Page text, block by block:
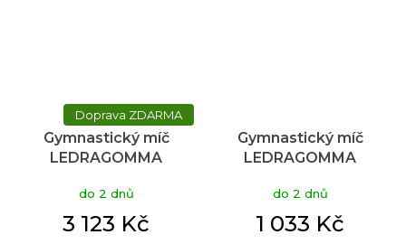
ZDARMA
Gymnastický míč
LEDRAGOMMA
BIOBASED 120 cm,
limetková
do 2 dnů
3 123 Kč
Gymnastický míč
LEDRAGOMMA
BIOBASED 85 cm
limetková
do 2 dnů
1 033 Kč